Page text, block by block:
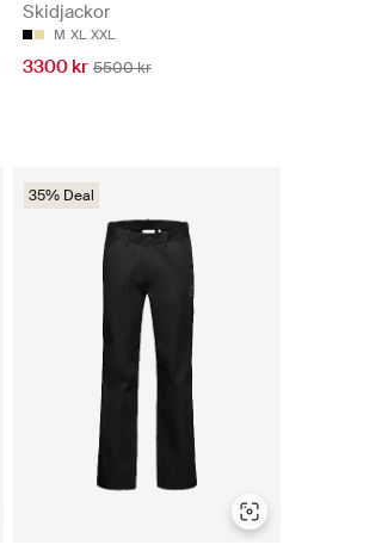
Skidjackor
M XL XXL
3300 kr 5500 kr
35% Deal